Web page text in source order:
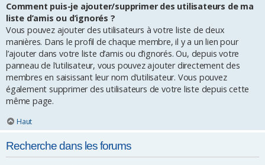
Comment puis-je ajouter/supprimer des utilisateurs de ma
liste d’amis ou d’ignorés ?
Vous pouvez ajouter des utilisateurs à votre liste de deux
manières. Dans le profil de chaque membre, il y a un lien pour
l’ajouter dans votre liste d’amis ou d’ignorés. Ou, depuis votre
panneau de l’utilisateur, vous pouvez ajouter directement des
membres en saisissant leur nom d’utilisateur. Vous pouvez
également supprimer des utilisateurs de votre liste depuis cette
même page.
Haut
Recherche dans les forums